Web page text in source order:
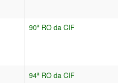
90ª RO da CIF
94ª RO da CIF